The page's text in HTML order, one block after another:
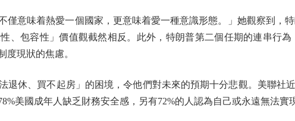
意味着熱愛一個國家，更意味着愛一種意識形態。」她觀察到，特
、包容性」價值觀截然相反。此外，特朗普第二個任期的連串行
度現狀的焦慮。
休、買不起房」的困境，令他們對未來的預期十分悲觀。美聯社
美國成年人缺乏財務安全感，另有72%的人認為自己或永遠無法實